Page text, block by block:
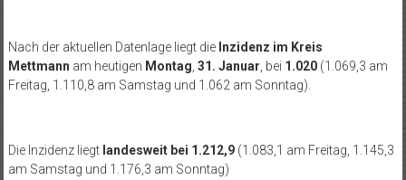
Nach der aktuellen Datenlage liegt die Inzidenz im Kreis
Mettmann am heutigen Montag, 31. Januar, bei 1.020 (1.069,3 am
Freitag, 1.110,8 am Samstag und 1.062 am Sonntag).
Die Inzidenz liegtlandesweit bei 1.212,9 (1.083,1 am Freitag, 1.145,3
am Samstag und 1.176,3 am Sonntag)